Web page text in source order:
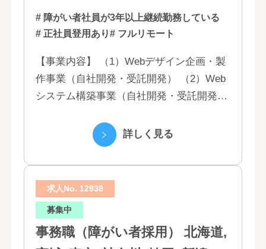
# 障がい者社員が3年以上継続勤務している
# 正社員登用あり# フルリモート
【事業内容】 （1）Webデザイン企画・製
作事業（自社開発・受託開発） （2）Web
システム構築事業（自社開発・受託開発）
（5）営業代行業務 （6...詳しく見る
求人No. 12938
募集中
事務職（障がい者採用） 北海道,